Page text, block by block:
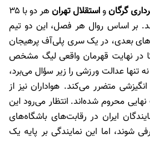
گرگانواستقلال تهران
هر دو با ۳۵
بر اساس روال هر فصل، این دو تیم
بعدی، در یک سری پلی‌آف پرهیجان
در نهایت قهرمان واقعی لیگ مشخص
عدالت ورزشی را زیر سؤال می‌برد،
متضرر می‌کند. هواداران نیز از
محروم شده‌اند. انتظار می‌رود این
ایران در رقابت‌های باشگاه‌های
شوند، اما این نمایندگی بر پایه یک